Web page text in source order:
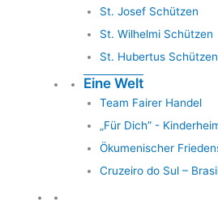
St. Josef Schützen
St. Wilhelmi Schützen
St. Hubertus Schützen
Eine Welt
Team Fairer Handel
„Für Dich” -
Ökumenischer
Cruzeiro do Sul –